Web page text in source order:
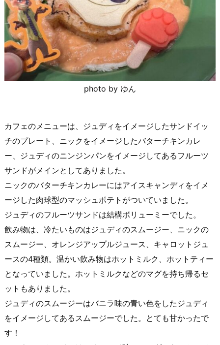
photo by ゆん
カフェのメニューは、ジュディをイメージしたサンドイッ
チのプレート、ニックをイメージしたバターチキンカレ
ー、ジュディのニンジンパンをイメージしてあるフルーツ
サンドがメインとしてありました。
ニックのバターチキンカレーにはアイスキャンディをイメ
ージした肉球型のマッシュポテトがついていました。
ジュディのフルーツサンドは結構ボリューミーでした。
飲み物は、冷たいものはジュディのスムージー、ニックの
スムージー、オレンジアップルジュース、キャロットジュ
ースの4種類。温かい飲み物はホットミルク、ホットティー
となっていました。ホットミルクなどのマグを持ち帰るセ
ットもありました。
ジュディのスムージーはバニラ味の青い色をしたジュディ
をイメージしてあるスムージーでした。とても甘かったで
す！